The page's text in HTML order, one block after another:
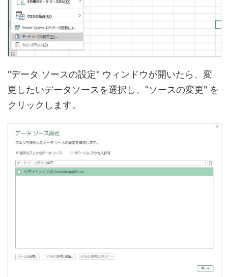
"データ ソースの設定" ウィンドウが開いたら、変
更したいデータソースを選択し、”ソースの変更" を
クリックします。